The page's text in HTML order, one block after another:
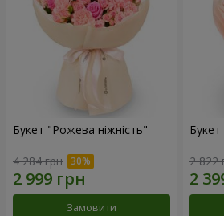
Букет "Рожева ніжність"
4 284 грн
Замовити
2 822